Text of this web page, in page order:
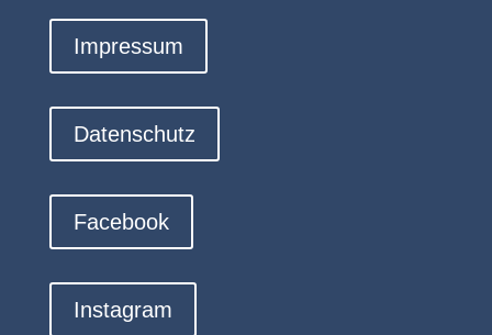
Impressum
Datenschutz
Facebook
Instagram